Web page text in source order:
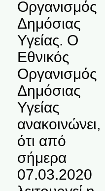
Οργανισμός
Δημόσιας
Υγείας. Ο
Εθνικός
Οργανισμός
Δημόσιας
Υγείας
ανακοινώνει,
ότι από
σήμερα
07.03.2020